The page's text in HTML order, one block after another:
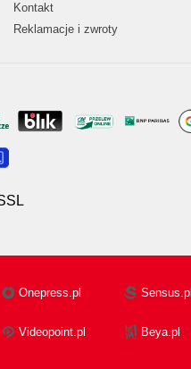
Kontakt
Reklamacje i zwroty
Onepress.pl Sensus.pl
Videopoint.pl Beya.pl